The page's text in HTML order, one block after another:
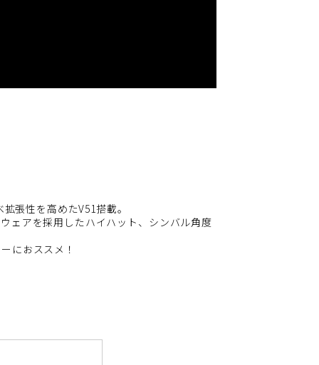
張性を高めたV51搭載。
ェアを採用したハイハット、シンバル角度
におススメ！